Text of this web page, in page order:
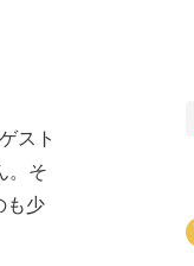
スト
。そ
も少